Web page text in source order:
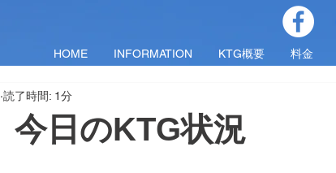
HOME INFORMATION KTG概要 料金
今日のKTG状況
読了時間: 1分